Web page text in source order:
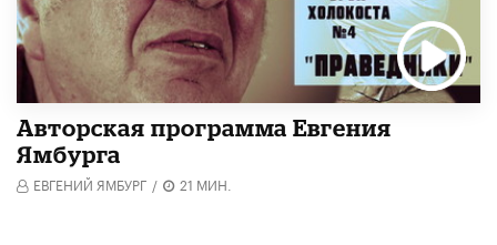
Авторская программа Евгения
Ямбурга
ЕВГЕНИЙ ЯМБУРГ / 21 МИН.